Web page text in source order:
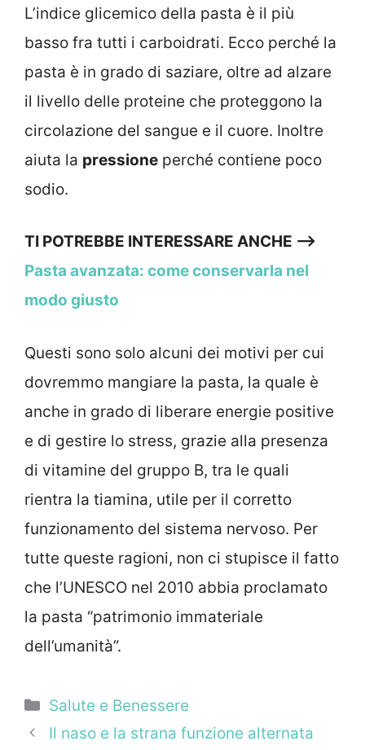
L’indice glicemico della pasta è il più
basso fra tutti i carboidrati. Ecco perché la
pasta è in grado di saziare, oltre ad alzare
il livello delle proteine che proteggono la
circolazione del sangue e il cuore. Inoltre
aiuta la pressione perché contiene poco
sodio.
TI POTREBBE INTERESSARE ANCHE —>
Pasta avanzata: come conservarla nel
modo giusto
Questi sono solo alcuni dei motivi per cui
dovremmo mangiare la pasta, la quale è
anche in grado di liberare energie positive
e di gestire lo stress, grazie alla presenza
di vitamine del gruppo B, tra le quali
rientra la tiamina, utile per il corretto
funzionamento del sistema nervoso. Per
tutte queste ragioni, non ci stupisce il fatto
che l’UNESCO nel 2010 abbia proclamato
la pasta “patrimonio immateriale
dell’umanità”.
Categorie
Salute e Benessere
Il naso e la strana funzione alternata